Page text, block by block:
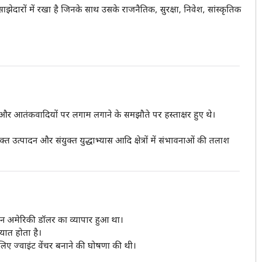
में रखा है जिनके साथ उसके राजनैतिक, सुरक्षा, निवेश, सांस्कृतिक
और आतंकवादियों पर लगाम लगाने के समझौते पर हस्ताक्षर हुए थे।
उत्पादन और संयुक्त युद्धाभ्यास आदि क्षेत्रों में संभावनाओं की तलाश
अमेरिकी डॉलर का व्यापार हुआ था।
होता है।
ज्वाइंट वेंचर बनाने की घोषणा की थी।